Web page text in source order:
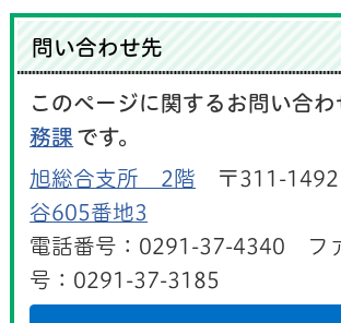
問い合わせ先
このページに関するお問い合わ
務課 です。
旭総合支所 2階 〒311-
谷605番地3
電話番号：0291-37-4340 フ
号：0291-37-3185